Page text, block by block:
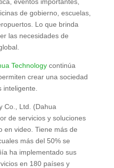
de gobierno, escuelas,
Lo que brinda
las necesidades de
Technologycontinúa
crear una sociedad
Co., Ltd. (Dahua
de servicios y soluciones
en video. Tiene más de
más del 50% se
ha implementado sus
en 180 países y